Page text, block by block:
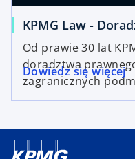
KPMG Law -
Od prawie 30 lat
doradztwa
zagranicznych
Dowiedz się więcej